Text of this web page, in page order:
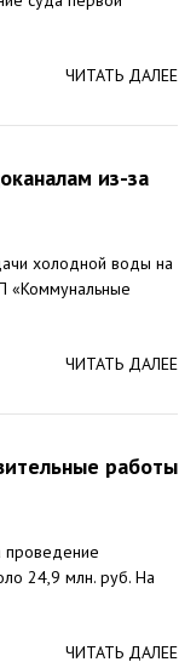
ЧИТАТЬ ДАЛЕЕ
из-за
холодной воды на
«Коммунальные
ЧИТАТЬ ДАЛЕЕ
работы
проведение
24,9 млн. руб. На
ЧИТАТЬ ДАЛЕЕ